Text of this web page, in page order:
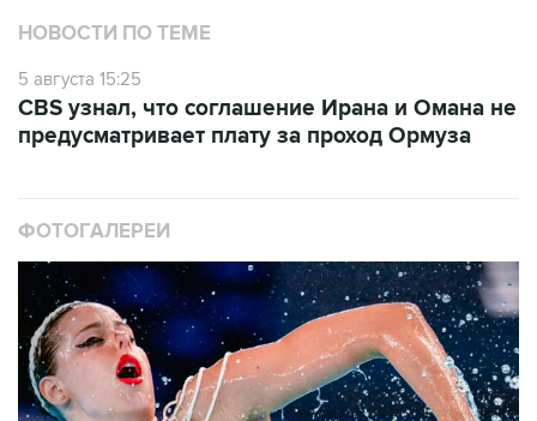
НОВОСТИ ПО ТЕМЕ
5 августа 15:25
CBS узнал, что соглашение Ирана и Омана не
предусматривает плату за проход Ормуза
ФОТОГАЛЕРЕИ